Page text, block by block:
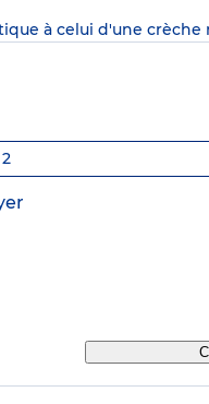
à celui d'une crèche
2